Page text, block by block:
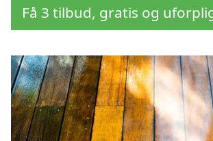
Få 3 tilbud, gratis og